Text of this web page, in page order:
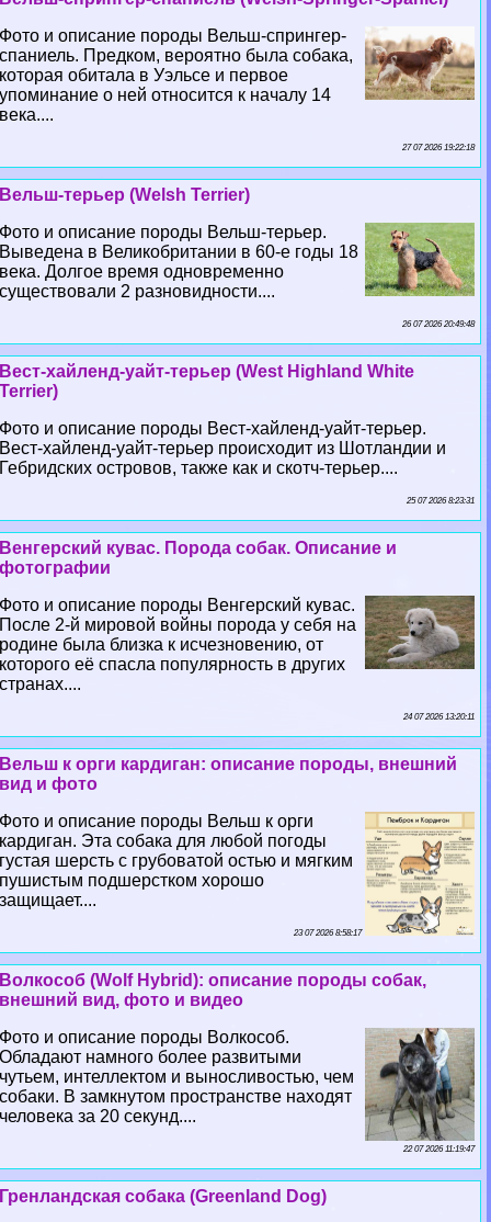
Фото и описание породы Вельш-спрингер-
спаниель. Предком, вероятно была собака,
которая обитала в Уэльсе и первое
упоминание о ней относится к началу 14
века....
27 07 2026 19:22:18
Вельш-терьер (Welsh Terrier)
Фото и описание породы Вельш-терьер.
Выведена в Великобритании в 60-е годы 18
века. Долгое время одновременно
существовали 2 разновидности....
26 07 2026 20:49:48
Вест-хайленд-уайт-терьер (West Highland White
Terrier)
Фото и описание породы Вест-хайленд-уайт-терьер.
Вест-хайленд-уайт-терьер происходит из Шотландии и
Гебридских островов, также как и скотч-терьер....
25 07 2026 8:23:31
Венгерский кувас. Порода собак. Описание и
фотографии
Фото и описание породы Венгерский кувас.
После 2-й мировой войны порода у себя на
родине была близка к исчезновению, от
которого её спасла популярность в других
странах....
24 07 2026 13:20:11
Вельш к opги кардиган: описание породы, внешний
вид и фото
Фото и описание породы Вельш к opги
кардиган. Эта собака для любой погоды
густая шерсть с грубоватой остью и мягким
пушистым подшерстком хорошо
защищает....
23 07 2026 8:58:17
Волкособ (Wolf Hybrid): описание породы собак,
внешний вид, фото и видео
Фото и описание породы Волкособ.
Обладают намного более развитыми
чутьем, интеллектом и выносливостью, чем
собаки. В замкнутом прострaнcтве находят
человека за 20 секунд....
22 07 2026 11:19:47
Гренландская собака (Greenland Dog)